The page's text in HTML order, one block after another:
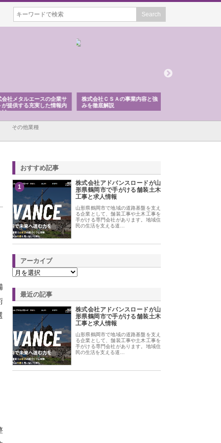
会社メタルエースの企業サ
が提供する充実した情報内
株式会社ＣＳＡの事業内容と強
みを徹底解説
その他業種
おすすめ記事
1
株式会社アドバンスロードが山
形県鶴岡市で手がける舗装土木
工事と求人情報
山形県鶴岡市で地域の道路基盤を支え
る企業として、舗装工事や土木工事を
手がける専門会社があります。地域住
民の生活を支える道…
アーカイブ
最近の記事
株式会社アドバンスロードが山
形県鶴岡市で手がける舗装土木
工事と求人情報
山形県鶴岡市で地域の道路基盤を支え
る企業として、舗装工事や土木工事を
手がける専門会社があります。地域住
民の生活を支える道…